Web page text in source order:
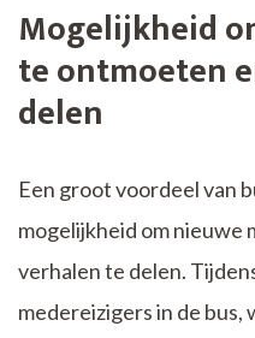
Mogelijkheid
te ontmoeten
delen
Een groot voordeel van
mogelijkheid om nieuwe
verhalen te delen.
medereizigers in de bus,